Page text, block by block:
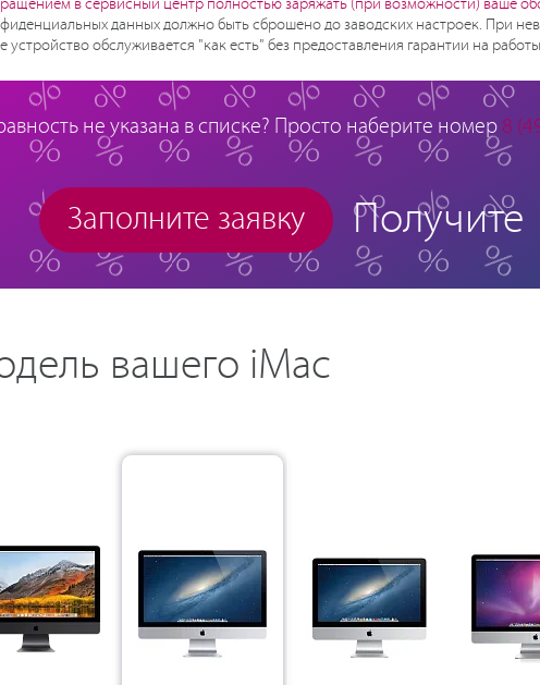
в сервисный центр полностью заряжать (при возможности) ваше
данных должно быть сброшено до заводских настроек. При
устройство обслуживается "как есть" без предоставления гарантии на
не указана в списке? Просто наберите номер 8
Заполните заявку Получите
вашего iMac